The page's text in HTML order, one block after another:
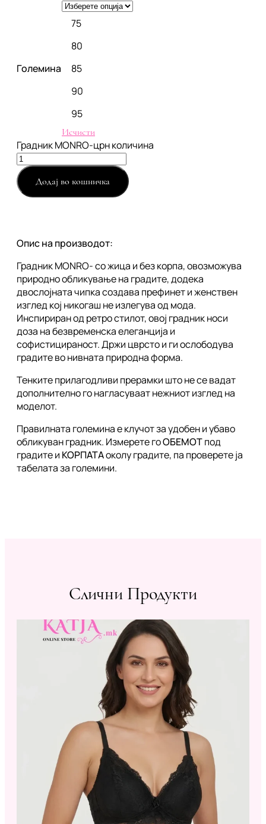
Големина
75
80
85
90
95
Исчисти
Градник МОNRO-црн количина
Додај во кошничка
Опис на производот:
Градник MONRO- со жица и без корпа, овозможува
природно обликување на градите, додека
двослојната чипка создава префинет и женствен
изглед кој никогаш не излегува од мода.
Инспириран од ретро стилот, овој градник носи
доза на безвременска елеганција и
софистицираност. Држи цврсто и ги ослободува
градите во нивната природна форма.
Тенките прилагодливи прерамки што не се вадат
дополнително го нагласуваат нежниот изглед на
моделот.
Правилната големина е клучот за удобен и убаво
обликуван градник. Измерете гоОБЕМОТпод
градите и КОРПАТАоколу градите, па проверете ја
табелата за големини.
Слични Продукти